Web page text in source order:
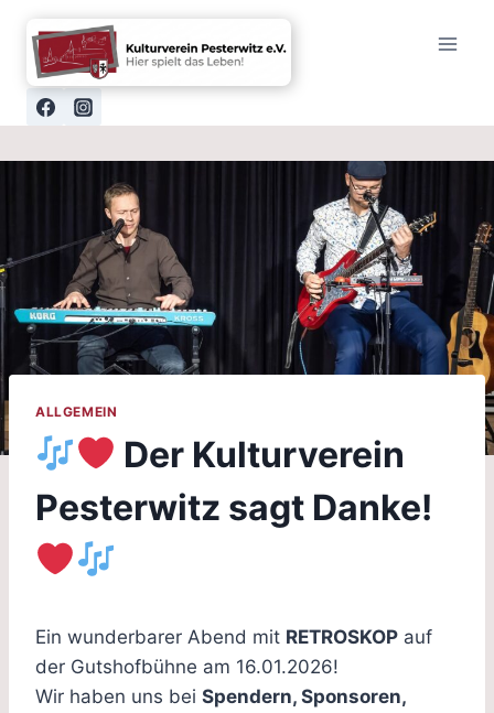
Inhalt
springen
ALLGEMEIN
Der Kulturverein
Pesterwitz sagt Danke!
Ein wunderbarer Abend mit RETROSKOP auf
der Gutshofbühne am 16.01.2026!
Wir haben uns bei Spendern, Sponsoren,